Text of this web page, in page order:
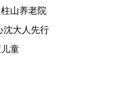
山养老院
沈大人先行
童